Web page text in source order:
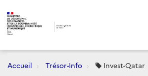
Accueil Trésor-Info Invest-Qatar